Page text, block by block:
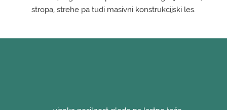
stropa, strehe pa tudi masivni konstrukcijski les.